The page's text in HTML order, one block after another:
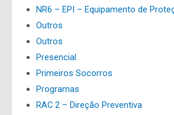
NR6 – EPI – Equipamento de
Outros
Outros
Presencial
Primeiros Socorros
Programas
RAC 2 – Direção Preventiva